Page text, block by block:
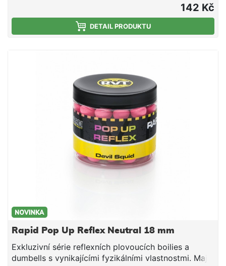
vzplývavostí předčí většinu standardních Pop Up na
trhu. Ve vodě vydrží několik dní bez změny barvy
nebo ztráty vzplývavosti. Jsou vyrobeny na výrobní
dlouhodobé uvolňování aroma a potravního signálu
do okolí nástrahy (na rozdíl od mnoha jiných Pop Up
na trhu, které jednotlivé značky nakupují v
neutrálních verzích a následně je povrchově
aromatizují a balí do prodejních obalů).
142 Kč
DETAIL PRODUKTU
Rapid Pop Up Reflex Neutral 18 mm
Exkluzivní série reflexních plovoucích boilies a
dumbells s vynikajícími fyzikálními vlastnostmi. Mají